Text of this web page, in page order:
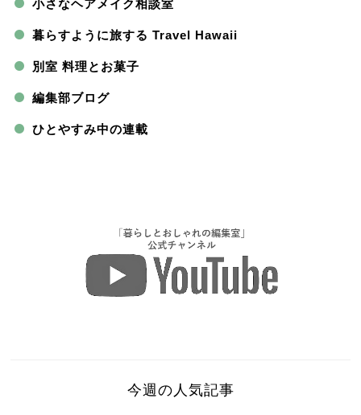
小さなヘアメイク相談室
暮らすように旅する Travel Hawaii
別室 料理とお菓子
編集部ブログ
ひとやすみ中の連載
今週の人気記事